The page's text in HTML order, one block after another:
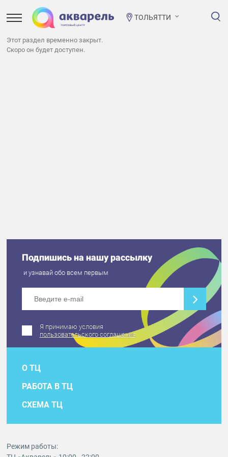
ТОЛЬЯТТИ
Этот раздел временно закрыт.
Скоро он будет доступен.
Подпишись на нашу рассылку
и узнавай обо всем первым
Я принимаю условия
пользовательского соглашения
О ТЦ
РАБОТА В ТЦ
СХЕМА ТЦ
Режим работы: